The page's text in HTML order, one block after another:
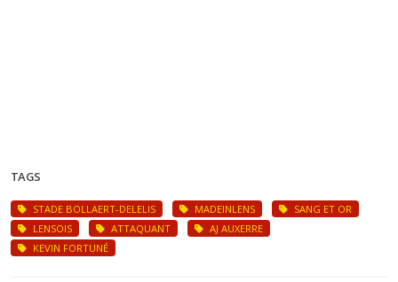
TAGS
STADE BOLLAERT-DELELIS MADEINLENS
SANG ET OR
LENSOIS
ATTAQUANT
AJ AUXERRE
KEVIN FORTUNÉ